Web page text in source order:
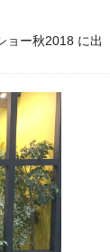
ョー秋2018 に出